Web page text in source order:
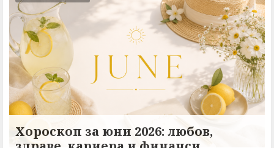
Хороскоп за юни 2026: любов,